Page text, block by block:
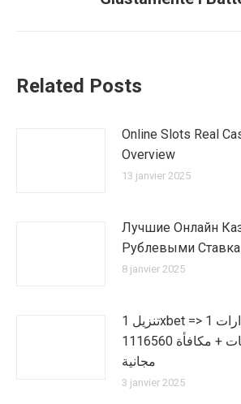
suivant
Related Posts
Online Slots Real
Overview
13 janvier 2025
Лучшие Онлайн
Рублевыми
8 janvier 2025
تنزيل 1xbet => جميع إصدارات 1xbet V
1116560 تطبيقات المراهنات + مكافأة
مجانية
3 janvier 2025